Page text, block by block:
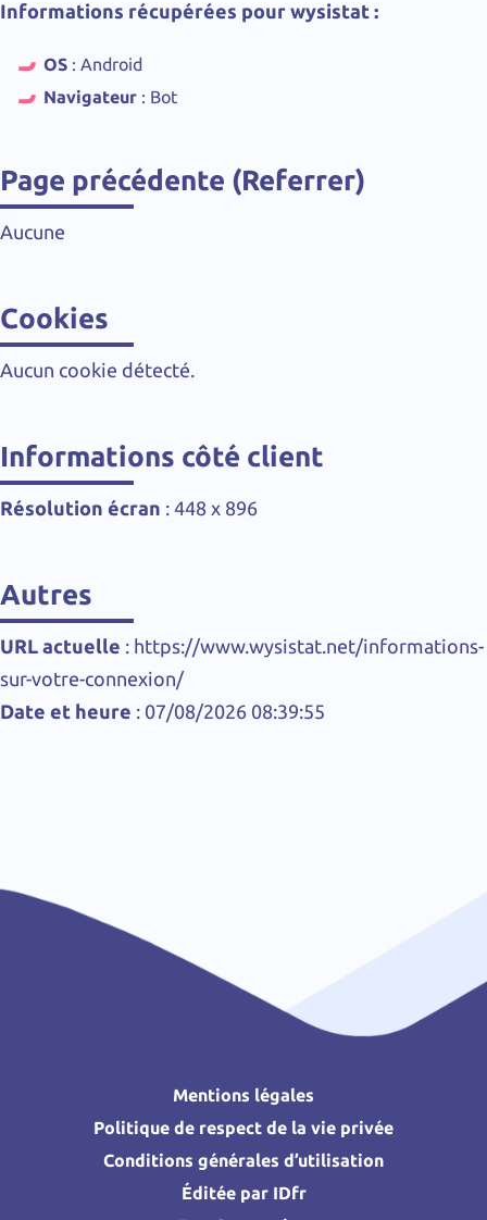
Informations récupérées pour wysistat :
OS : Android
Navigateur : Bot
Page précédente (Referrer)
Aucune
Cookies
Aucun cookie détecté.
Informations côté client
Résolution écran : 448 x 896
Autres
URL actuelle : https://www.wysistat.net/informations-
sur-votre-connexion/
Date et heure : 07/08/2026 08:39:55
Mentions légales
Politique de respect de la vie privée
Conditions générales d’utilisation
Éditée par IDfr